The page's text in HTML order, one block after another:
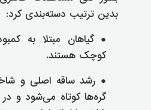
بدین ترتیب دسته‌بندی کرد:
● گیاهان مبتلا به
کوچک هستند.
● رشد ساقه اصلی و
گره‌ها کوتاه می‌شود و